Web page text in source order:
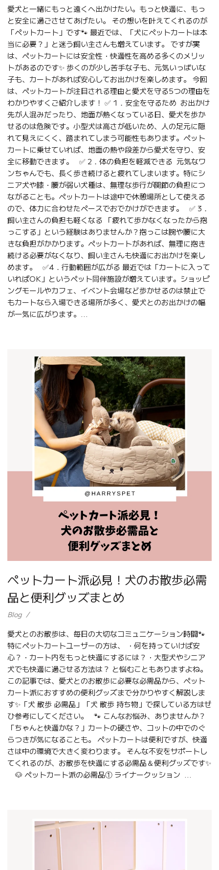
愛犬と一緒にもっと遠くへ出かけたい。もっと快適に、もっ
と安全に過ごさせてあげたい。 その想いを叶えてくれるのが
「ペットカート」です🐾 最近では、「犬にペットカートは本
当に必要？」と迷う飼い主さんも増えています。 ですが実
は、ペットカートには安全性・快適性を高める多くのメリッ
トがあるのです✨ 歩くのが少し苦手な子も、元気いっぱいな
子も、カートがあれば安心してお出かけを楽しめます。 今回
は、ペットカートが注目される理由と愛犬を守る5つの理由を
わかりやすくご紹介します！ ✅ 1．安全を守るため お出かけ
先が人混みだったり、地面が熱くなっている日、愛犬を歩か
せるのは危険です。小型犬は高さが低いため、人の足元に隠
れて見えにくく、踏まれてしまう可能性もあります。ペット
カートに乗せていれば、地面の熱や段差から愛犬を守り、安
全に移動できます。 ✅ 2．体の負担を軽減できる 元気なワ
ンちゃんでも、長く歩き続けると疲れてしまいます。特にシ
ニア犬や膝・腰が弱い犬種は、無理な歩行が関節の負担につ
ながることも。ペットカートは途中で休憩場所として使える
ので、体力に合わせたペースでおでかけができます。 ✅ 3．
飼い主さんの負担も軽くなる 「疲れて歩かなくなったから抱
っこする」という経験はありませんか？抱っこは腕や腰に大
きな負担がかかります。ペットカートがあれば、無理に抱き
続ける必要がなくなり、飼い主さんも快適にお出かけを楽し
めます。 ✅4．行動範囲が広がる 最近では「カートに入って
いればOK」というペット同伴施設が増えています。ショッピ
ングモールやカフェ、イベント会場など歩かせるのは禁止で
もカートなら入場できる場所が多く、愛犬とのお出かけの幅
が一気に広がります。...
ペットカート派必見！犬のお散歩必需
品と便利グッズまとめ
Blog
愛犬とのお散歩は、毎日の大切なコミュニケーション時間🐾
特にペットカートユーザーの方は、 ・何を持っていけば安
心？・カート内をもっと快適にするには？・大型犬やシニア
犬でも快適に過ごせる方法は？ と悩むこともありますよね。
この記事では、愛犬とのお散歩に必要な必需品から、ペット
カート派におすすめの便利グッズまで分かりやすく解説しま
す✨「犬 散歩 必需品」「犬 散歩 持ち物」で探している方はぜ
ひ参考にしてください。 🐾 こんなお悩み、ありませんか？
「ちゃんと快適かな？」カートの硬さや、コットの中でのぐ
らつきが気になることも。 ペットカートは便利ですが、快適
さは中の環境で大きく変わります。 そんな不安をサポートし
てくれるのが、お散歩を快適にする必需品＆便利グッズです✨
🐶 ペットカート派の必需品① ライナークッション ...